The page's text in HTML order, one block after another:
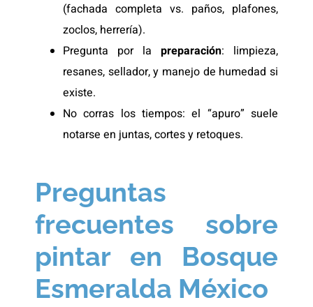
(fachada completa vs. paños, plafones,
zoclos, herrería).
Pregunta por la preparación: limpieza,
resanes, sellador, y manejo de humedad si
existe.
No corras los tiempos: el “apuro” suele
notarse en juntas, cortes y retoques.
Preguntas
frecuentes sobre
pintar en Bosque
Esmeralda México